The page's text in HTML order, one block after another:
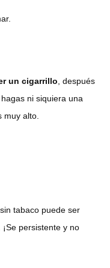
un cigarrillo , después
ni siquiera una
muy alto.
tabaco puede ser
persistente y no